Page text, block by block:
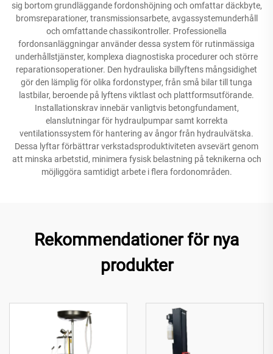
sig bortom grundläggande fordonshöjning och omfattar däckbyte,
bromsreparationer, transmissionsarbete, avgassystemunderhåll
och omfattande chassikontroller. Professionella
fordonsanläggningar använder dessa system för rutinmässiga
underhållstjänster, komplexa diagnostiska procedurer och större
reparationsoperationer. Den hydrauliska billyftens mångsidighet
gör den lämplig för olika fordonstyper, från små bilar till tunga
lastbilar, beroende på lyftens viktlast och plattformsutförande.
Installationskrav innebär vanligtvis betongfundament,
elanslutningar för hydraulpumpar samt korrekta
ventilationssystem för hantering av ångor från hydraulvätska.
Dessa lyftar förbättrar verkstadsproduktiviteten avsevärt genom
att minska arbetstid, minimera fysisk belastning på teknikerna och
möjliggöra samtidigt arbete i flera fordonområden.
Rekommendationer för nya
produkter